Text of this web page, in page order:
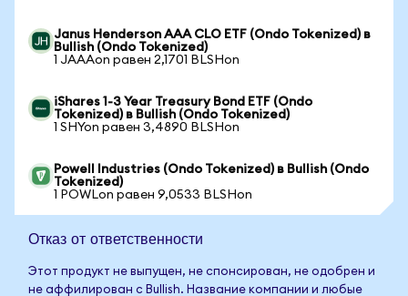
Janus Henderson AAA CLO ETF (Ondo Tokenized) в
Bullish (Ondo Tokenized)
1 JAAAon равен 2,1701 BLSHon
iShares 1-3 Year Treasury Bond ETF (Ondo
Tokenized) в Bullish (Ondo Tokenized)
1 SHYon равен 3,4890 BLSHon
Powell Industries (Ondo Tokenized) в Bullish (Ondo
Tokenized)
1 POWLon равен 9,0533 BLSHon
Отказ от ответственности
Этот продукт не выпущен, не спонсирован, не одобрен и
не аффилирован с Bullish. Название компании и любые